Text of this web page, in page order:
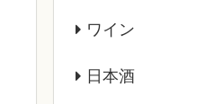
ワイン
日本酒